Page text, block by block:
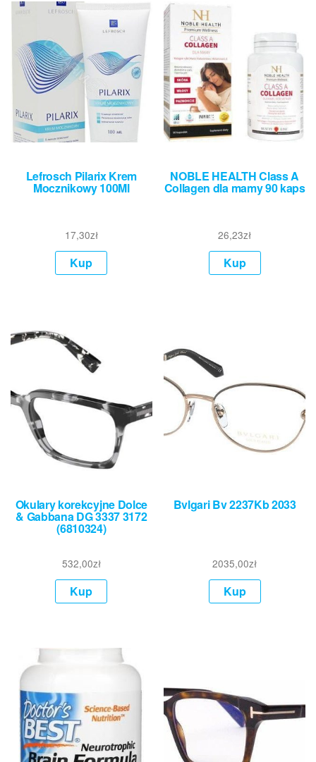
Lefrosch Pilarix Krem
Mocznikowy 100Ml
17,30zł
Kup
NOBLE HEALTH Class A
Collagen dla mamy 90 kaps
26,23zł
Kup
Okulary korekcyjne Dolce
& Gabbana DG 3337 3172
(6810324)
532,00zł
Kup
Bvlgari Bv 2237Kb 2033
2035,00zł
Kup